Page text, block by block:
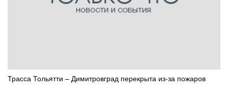
Трасса Тольятти – Димитровград перекрыта из-за пожаров